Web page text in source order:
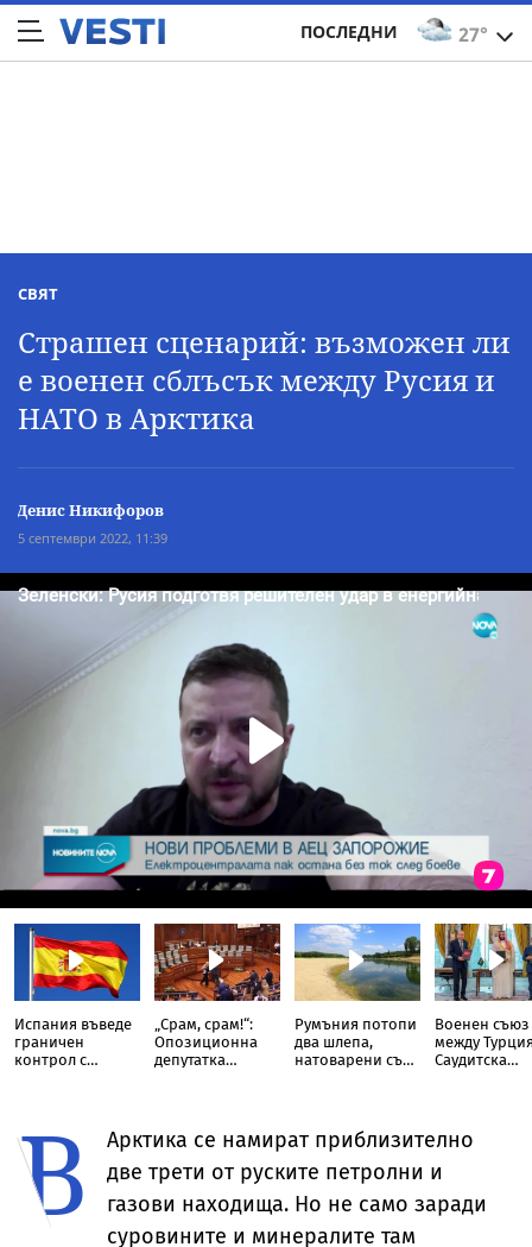
27°
ПОСЛЕДНИ
СВЯТ
Страшен сценарий: възможен ли
е военен сблъсък между Русия и
НАТО в Арктика
Денис Никифоров
5 септември 2022, 11:39
Испания въведе
граничен
контрол с
„Срам, срам!“:
Опозиционна
депутатка
Румъния потопи
два шлепа,
натоварени със
Военен съюз
между
Саудитска
В
Арктика се намират приблизително
две трети от руските петролни и
газови находища. Но не само заради
суровините и минералите там